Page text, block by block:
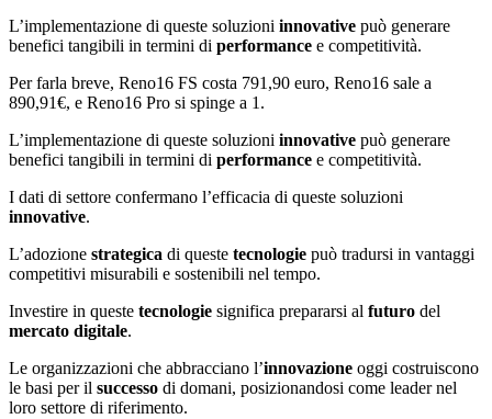
L’implementazione di queste soluzioni innovative può generare
benefici tangibili in termini di performance e competitività.
Per farla breve, Reno16 FS costa 791,90 euro, Reno16 sale a
890,91€, e Reno16 Pro si spinge a 1.
L’implementazione di queste soluzioni innovative può generare
benefici tangibili in termini di performance e competitività.
I dati di settore confermano l’efficacia di queste soluzioni
innovative.
L’adozione strategica di queste tecnologie può tradursi in vantaggi
competitivi misurabili e sostenibili nel tempo.
Investire in queste tecnologie significa prepararsi al futuro del
mercato digitale.
Le organizzazioni che abbracciano l’innovazione oggi costruiscono
le basi per il successo di domani, posizionandosi come leader nel
loro settore di riferimento.